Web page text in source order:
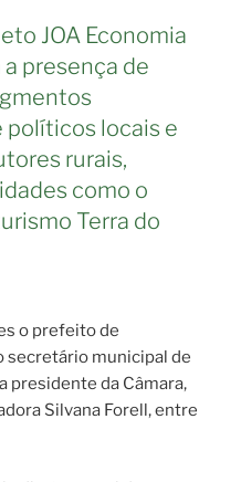
JOA Economia
presença de
políticos locais e
rurais,
como o
Terra do
o prefeito de
secretário municipal de
presidente da Câmara,
Silvana Forell, entre